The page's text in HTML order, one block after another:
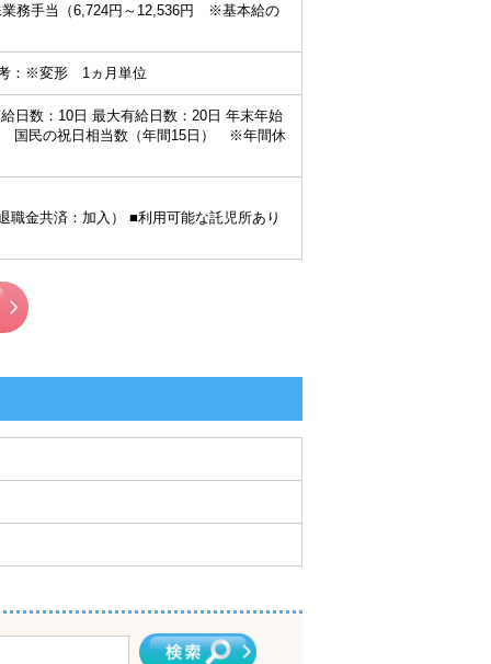
業務手当（6,724円～12,536円 ※基本給の
考：※変形 1ヵ月単位
日数：10日 最大有給日数：20日 年末年始
国民の祝日相当数（年間15日） ※年間休
金共済：加入） ■利用可能な託児所あり